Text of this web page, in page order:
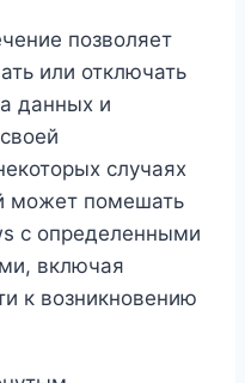
позволяет
или отключать
данных и
случаях
может помешать
с определенными
включая
к возникновению